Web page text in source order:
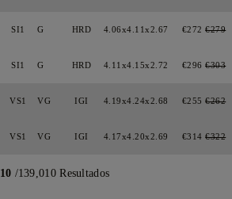
SI1 G HRD 4.06x4.11x2.67 €272€279
SI1 G HRD 4.11x4.15x2.72 €296€303
VS1 VG IGI 4.19x4.24x2.68 €255€262
VS1 VG IGI 4.17x4.20x2.69 €314€322
10 /139,010 Resultados